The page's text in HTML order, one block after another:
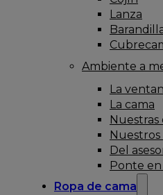
Lanza
Ambiente a
La
La cama
Nuestras
Del
Ponte
Ropa de cama